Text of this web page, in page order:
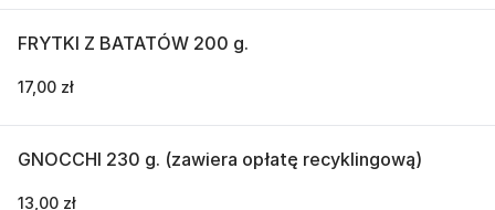
FRYTKI Z BATATÓW 200 g.
17,00 zł
GNOCCHI 230 g. (zawiera opłatę recyklingową)
13,00 zł